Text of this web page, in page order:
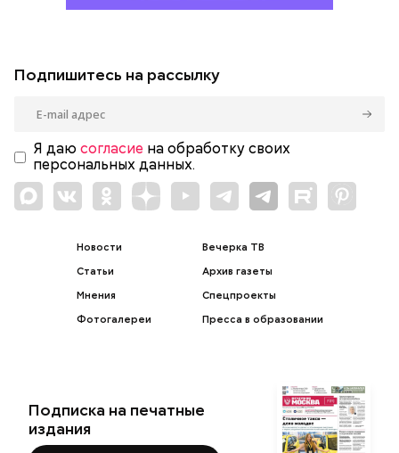
Подпишитесь на рассылку
Я даю согласие на обработку своих
персональных данных.
Новости
Статьи
Мнения
Фотогалереи
Вечерка ТВ
Архив газеты
Спецпроекты
Пресса в образовании
Подписка на печатные
издания